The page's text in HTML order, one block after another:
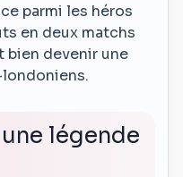
parmi les héros
en deux matchs
bien devenir une
légende